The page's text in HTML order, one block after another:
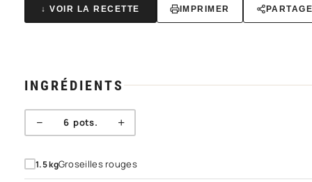
↓ VOIR LA RECETTE IMPRIMER
INGRÉDIENTS
− 6pots. +
1.5kgGroseilles rouges